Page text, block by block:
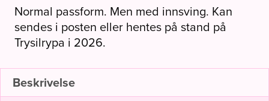
Normal passform. Men med innsving. Kan
sendes i posten eller hentes på stand på
Trysilrypa i 2026.
Beskrivelse